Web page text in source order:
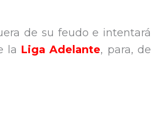
de su feudo e intentará
la Liga Adelante, para, de